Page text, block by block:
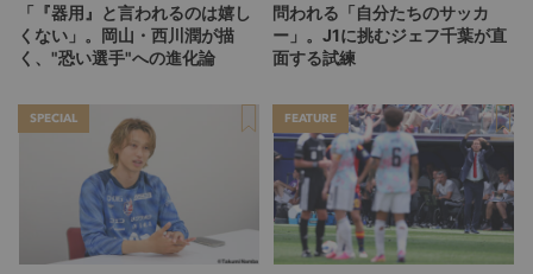
「『器用』と言われるのは嬉し
くない」。岡山・西川潤が描
く、"恐い選手"への進化論
問われる「自分たちのサッカ
ー」。J1に挑むジェフ千葉が直
面する試練
SPECIAL FEATURE